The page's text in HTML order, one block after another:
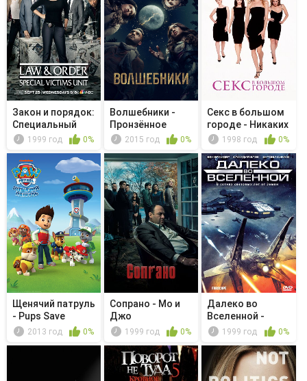
Закон и порядок:
Специальный
корпус -...
1999 год 0%
Волшебники -
Пронзённое
сердце
2015 год 0%
Секс в большом
городе - Никаких
если,...
1998 год 0%
Щенячий патруль
- Pups Save
Election ...
2013 год 0%
Сопрано - Мо и
Джо
1999 год 0%
Далеко во
Вселенной -
Голубая
1999 год 0%